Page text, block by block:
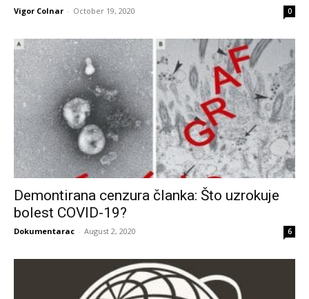
Vigor Colnar - October 19, 2020 0
Demontirana cenzura članka: Što uzrokuje
bolest COVID-19?
Dokumentarac - August 2, 2020 6